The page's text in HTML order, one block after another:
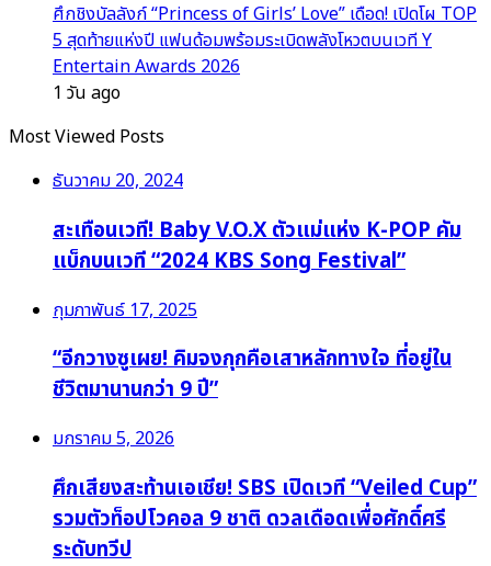
ศึกชิงบัลลังก์ “Princess of Girls’ Love” เดือด! เปิดโผ TOP
5 สุดท้ายแห่งปี แฟนด้อมพร้อมระเบิดพลังโหวตบนเวที Y
Entertain Awards 2026
1 วัน ago
Most Viewed Posts
ธันวาคม 20, 2024
สะเทือนเวที! Baby V.O.X ตัวแม่แห่ง K-POP คัม
แบ็กบนเวที “2024 KBS Song Festival”
กุมภาพันธ์ 17, 2025
“อีกวางซูเผย! คิมจงกุกคือเสาหลักทางใจ ที่อยู่ใน
ชีวิตมานานกว่า 9 ปี”
มกราคม 5, 2026
ศึกเสียงสะท้านเอเชีย! SBS เปิดเวที “Veiled Cup”
รวมตัวท็อปโวคอล 9 ชาติ ดวลเดือดเพื่อศักดิ์ศรี
ระดับทวีป